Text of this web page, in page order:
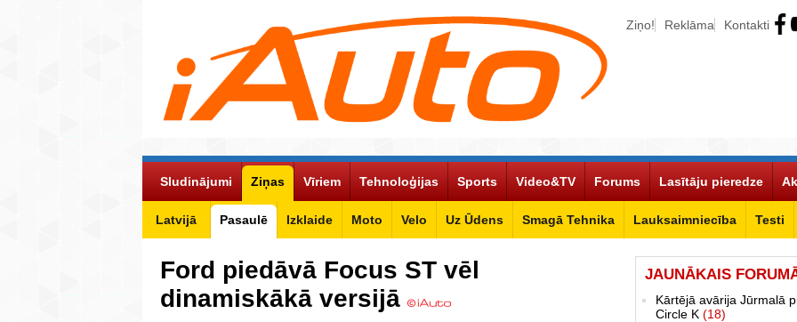
Ziņo! Reklāma Kontakti
Sludinājumi Ziņas
Latvijā Pasaulē Izklaide Moto Velo Uz Ūdens Smagā Tehnika Lauksaimniecība Testi
Vīriem Tehnoloģijas Sports Video&TV Forums Lasītāju pieredze
Ford piedāvā Focus ST vēl
dinamiskākā versijā
JAUNĀKAIS
Kārtējā avārija Jūrmalā
Circle K (18)